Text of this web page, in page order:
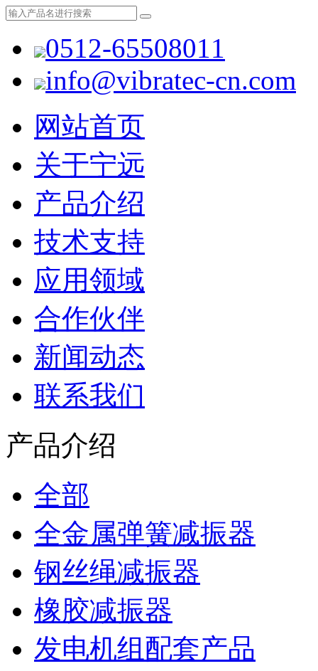
0512-65508011
info@vibratec-cn.com
网站首页
关于宁远
产品介绍
技术支持
应用领域
合作伙伴
新闻动态
联系我们
产品介绍
全部
全金属弹簧减振器
钢丝绳减振器
橡胶减振器
发电机组配套产品